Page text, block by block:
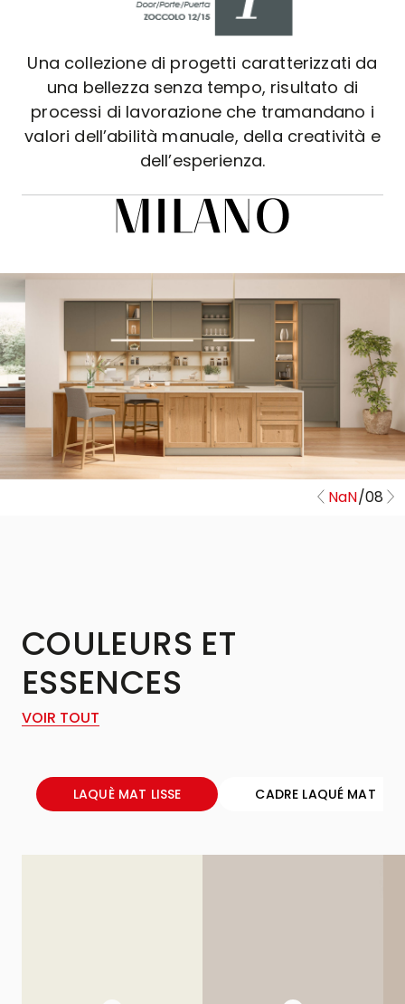
Una collezione di progetti caratterizzati da
una bellezza senza tempo, risultato di
processi di lavorazione che tramandano i
valori dell’abilità manuale, della creatività e
dell’esperienza.
NaN/08
COULEURS ET
ESSENCES
VOIR TOUT
LAQUÈ MAT LISSE CADRE LAQUÉ MAT